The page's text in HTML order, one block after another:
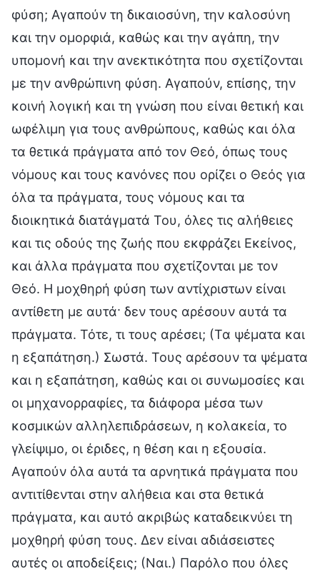
φύση; Αγαπούν τη δικαιοσύνη, την καλοσύνη
και την ομορφιά, καθώς και την αγάπη, την
υπομονή και την ανεκτικότητα που σχετίζονται
με την ανθρώπινη φύση. Αγαπούν, επίσης, την
κοινή λογική και τη γνώση που είναι θετική και
ωφέλιμη για τους ανθρώπους, καθώς και όλα
τα θετικά πράγματα από τον Θεό, όπως τους
νόμους και τους κανόνες που ορίζει ο Θεός για
όλα τα πράγματα, τους νόμους και τα
διοικητικά διατάγματά Του, όλες τις αλήθειες
και τις οδούς της ζωής που εκφράζει Εκείνος,
και άλλα πράγματα που σχετίζονται με τον
Θεό. Η μοχθηρή φύση των αντίχριστων είναι
αντίθετη με αυτά· δεν τους αρέσουν αυτά τα
πράγματα. Τότε, τι τους αρέσει; (Τα ψέματα και
η εξαπάτηση.) Σωστά. Τους αρέσουν τα ψέματα
και η εξαπάτηση, καθώς και οι συνωμοσίες και
οι μηχανορραφίες, τα διάφορα μέσα των
κοσμικών αλληλεπιδράσεων, η κολακεία, το
γλείψιμο, οι έριδες, η θέση και η εξουσία.
Αγαπούν όλα αυτά τα αρνητικά πράγματα που
αντιτίθενται στην αλήθεια και στα θετικά
πράγματα, και αυτό ακριβώς καταδεικνύει τη
μοχθηρή φύση τους. Δεν είναι αδιάσειστες
αυτές οι αποδείξεις; (Ναι.) Παρόλο που όλες